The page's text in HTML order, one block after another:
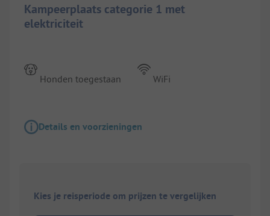
Kampeerplaats categorie 1 met
elektriciteit
Honden toegestaan WiFi
Details en voorzieningen
Kies je reisperiode om prijzen te vergelijken